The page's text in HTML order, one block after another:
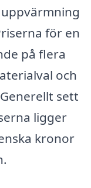
för en
på flera
och
sett
ligger
kronor